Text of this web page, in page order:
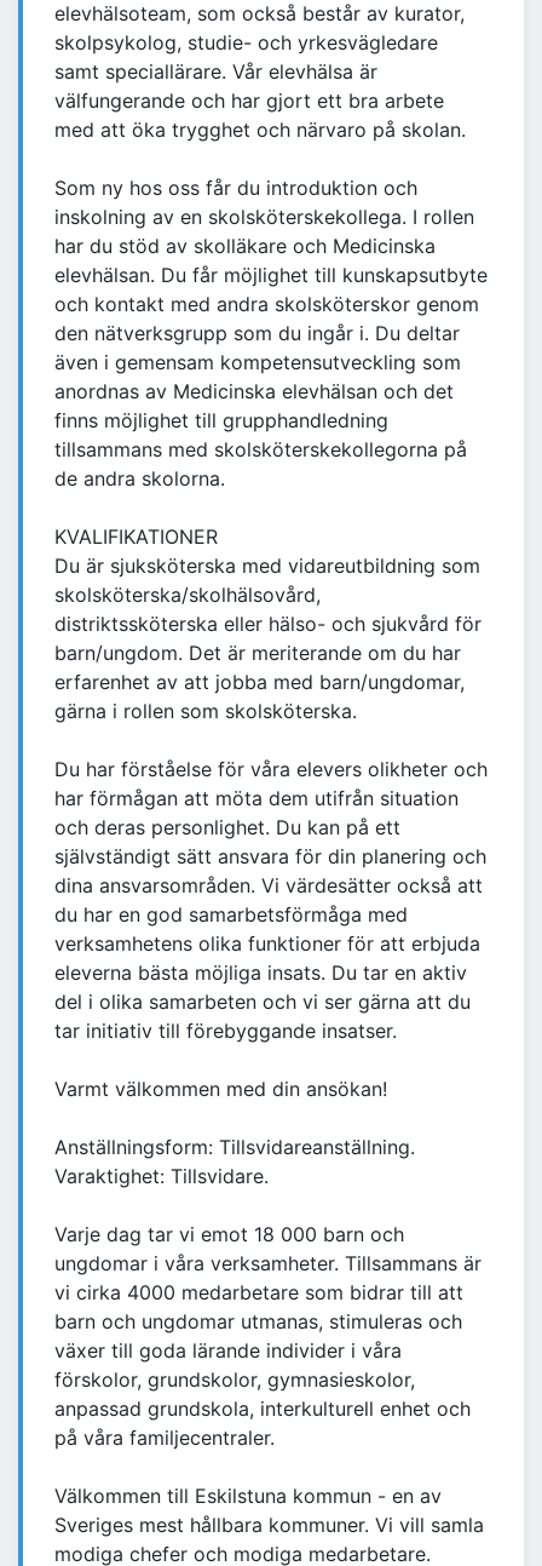
elevhälsoteam, som också består av kurator,
skolpsykolog, studie- och yrkesvägledare
samt speciallärare. Vår elevhälsa är
välfungerande och har gjort ett bra arbete
med att öka trygghet och närvaro på skolan.
Som ny hos oss får du introduktion och
inskolning av en skolsköterskekollega. I rollen
har du stöd av skolläkare och Medicinska
elevhälsan. Du får möjlighet till kunskapsutbyte
och kontakt med andra skolsköterskor genom
den nätverksgrupp som du ingår i. Du deltar
även i gemensam kompetensutveckling som
anordnas av Medicinska elevhälsan och det
finns möjlighet till grupphandledning
tillsammans med skolsköterskekollegorna på
de andra skolorna.
KVALIFIKATIONER
Du är sjuksköterska med vidareutbildning som
skolsköterska/skolhälsovård,
distriktssköterska eller hälso- och sjukvård för
barn/ungdom. Det är meriterande om du har
erfarenhet av att jobba med barn/ungdomar,
gärna i rollen som skolsköterska.
Du har förståelse för våra elevers olikheter och
har förmågan att möta dem utifrån situation
och deras personlighet. Du kan på ett
självständigt sätt ansvara för din planering och
dina ansvarsområden. Vi värdesätter också att
du har en god samarbetsförmåga med
verksamhetens olika funktioner för att erbjuda
eleverna bästa möjliga insats. Du tar en aktiv
del i olika samarbeten och vi ser gärna att du
tar initiativ till förebyggande insatser.
Varmt välkommen med din ansökan!
Anställningsform: Tillsvidareanställning.
Varaktighet: Tillsvidare.
Varje dag tar vi emot 18 000 barn och
ungdomar i våra verksamheter. Tillsammans är
vi cirka 4000 medarbetare som bidrar till att
barn och ungdomar utmanas, stimuleras och
växer till goda lärande individer i våra
förskolor, grundskolor, gymnasieskolor,
anpassad grundskola, interkulturell enhet och
på våra familjecentraler.
Välkommen till Eskilstuna kommun - en av
Sveriges mest hållbara kommuner. Vi vill samla
modiga chefer och modiga medarbetare.